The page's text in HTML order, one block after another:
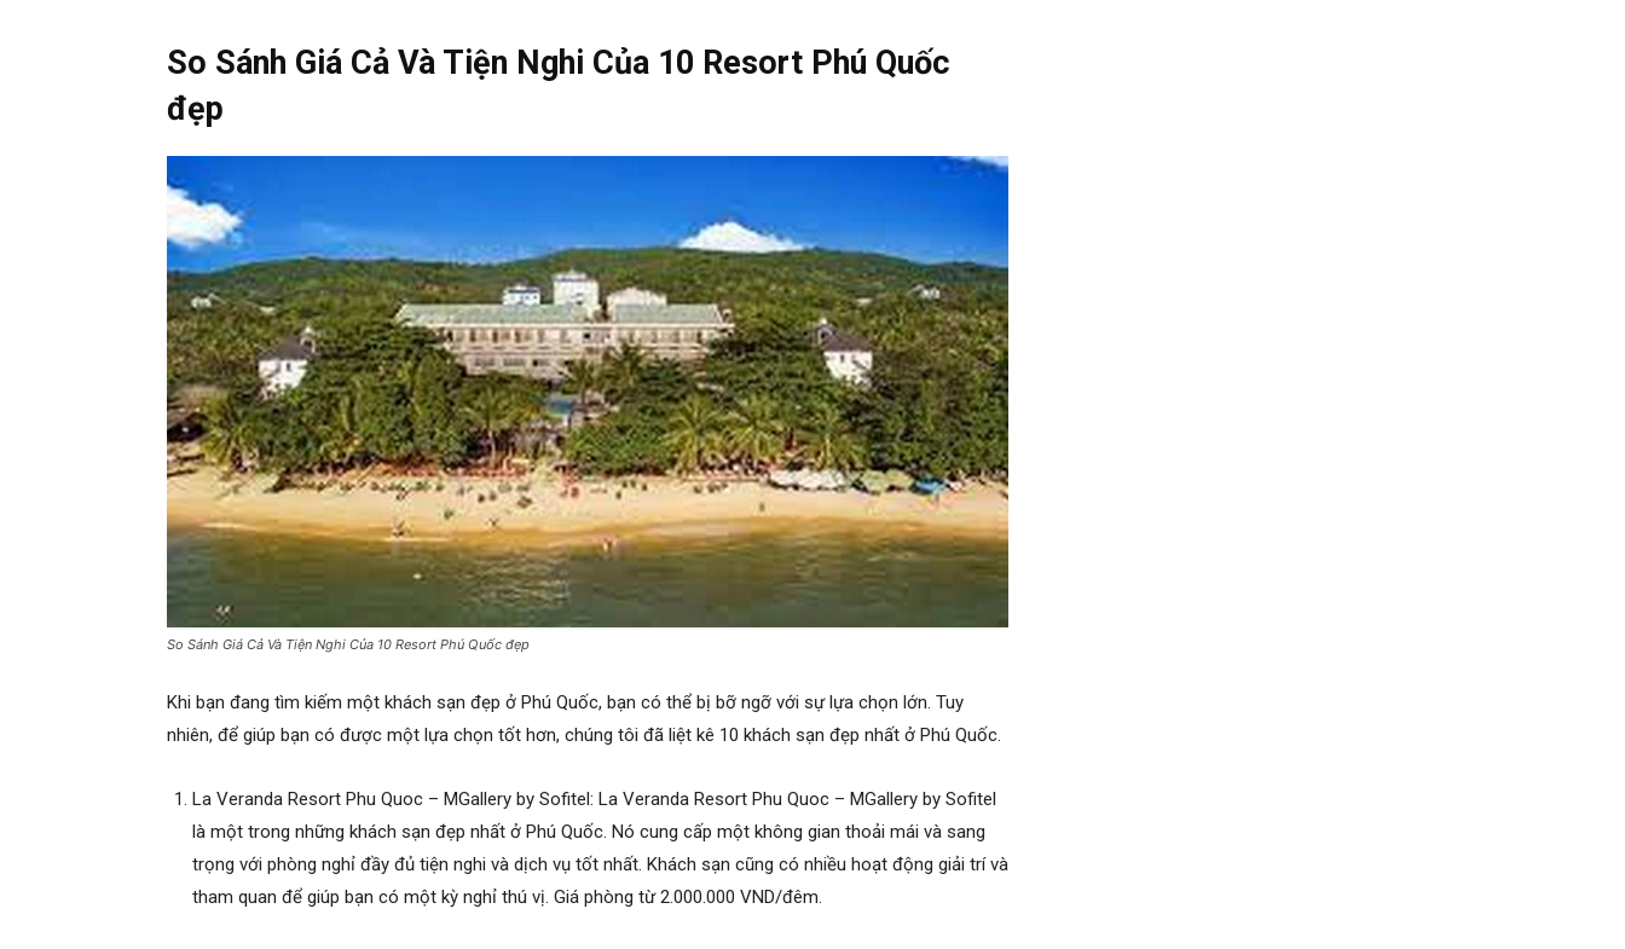
So Sánh Giá Cả Và Tiện Nghi Của 10 Resort Phú Quốc
đẹp
So Sánh Giá Cả Và Tiện Nghi Của 10 Resort Phú Quốc đẹp
Khi bạn đang tìm kiếm một khách sạn đẹp ở Phú Quốc, bạn có thể bị bỡ ngỡ với sự lựa chọn lớn. Tuy
nhiên, để giúp bạn có được một lựa chọn tốt hơn, chúng tôi đã liệt kê 10 khách sạn đẹp nhất ở Phú Quốc.
La Veranda Resort Phu Quoc – MGallery by Sofitel: La Veranda Resort Phu Quoc – MGallery by Sofitel
là một trong những khách sạn đẹp nhất ở Phú Quốc. Nó cung cấp một không gian thoải mái và sang
trọng với phòng nghỉ đầy đủ tiện nghi và dịch vụ tốt nhất. Khách sạn cũng có nhiều hoạt động giải trí và
tham quan để giúp bạn có một kỳ nghỉ thú vị. Giá phòng từ 2.000.000 VND/đêm.